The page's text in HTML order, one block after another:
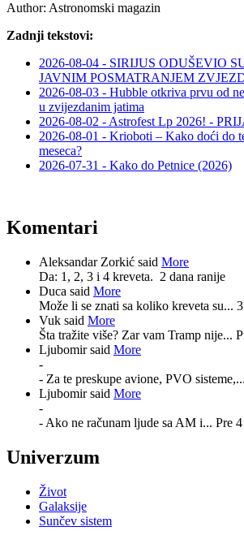
Author: Astronomski magazin
Zadnji tekstovi:
2026-08-04 - SIRIJUS ODUŠEVIO
JAVNIM POSMATRANJEM
2026-08-03 - Hubble otkriva prvu od
u zvijezdanim jatima
2026-08-02 - Astrofest Lp 2026! -
2026-08-01 - Krioboti – Kako doći do
meseca?
2026-07-31 - Kako do Petnice (2026)
Komentari
Aleksandar Zorkić said More
Da: 1, 2, 3 i 4 kreveta. 2 dana ranije
Duca said More
Može li se znati sa koliko kreveta su...
Vuk said More
Šta tražite više? Zar vam Tramp nije...
Ljubomir said More
-
- Za te preskupe avione, PVO sisteme,...
Ljubomir said More
-
- Ako ne računam ljude sa AM i... Pre
Univerzum
Život
Galaksije
Sunčev sistem